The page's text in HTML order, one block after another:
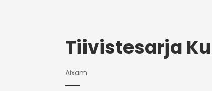
Tiivistesarja
Aixam